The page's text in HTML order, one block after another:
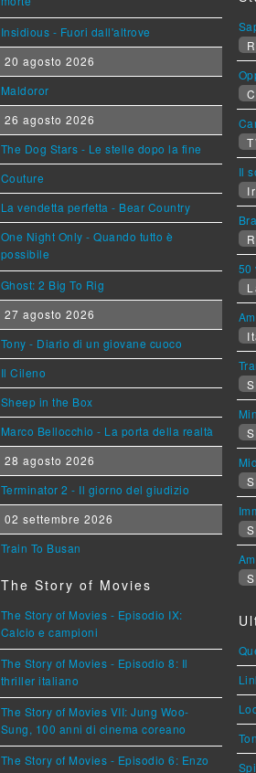
Insidious - Fuori dall'altrove
20 agosto 2026
Maldoror
26 agosto 2026
The Dog Stars - Le stelle dopo la fine
Couture
La vendetta perfetta - Bear Country
One Night Only - Quando tutto è
possibile
Ghost: 2 Big To Rig
27 agosto 2026
Tony - Diario di un giovane cuoco
Il Cileno
Sheep in the Box
Marco Bellocchio - La porta della realtà
28 agosto 2026
Terminator 2 - Il giorno del giudizio
02 settembre 2026
Train To Busan
The Story of Movies
The Story of Movies - Episodio IX:
Calcio e campioni
The Story of Movies - Episodio 8: Il
thriller italiano
The Story of Movies VII: Jung Woo-
Sung, 100 anni di cinema coreano
The Story of Movies - Episodio 6: Enzo
Il
50